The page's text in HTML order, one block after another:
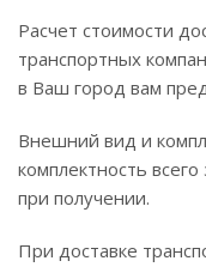
Расчет стоимости
транспортных
в Ваш город вам
Внешний вид и
комплектность
при получении.
При доставке